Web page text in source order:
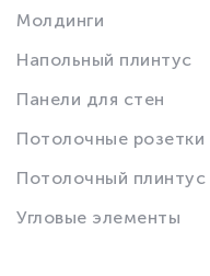
Молдинги
Напольный плинтус
Панели для стен
Потолочные розетки
Потолочный плинтус
Угловые элементы